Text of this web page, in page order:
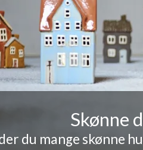
Skønne
du mange skønne